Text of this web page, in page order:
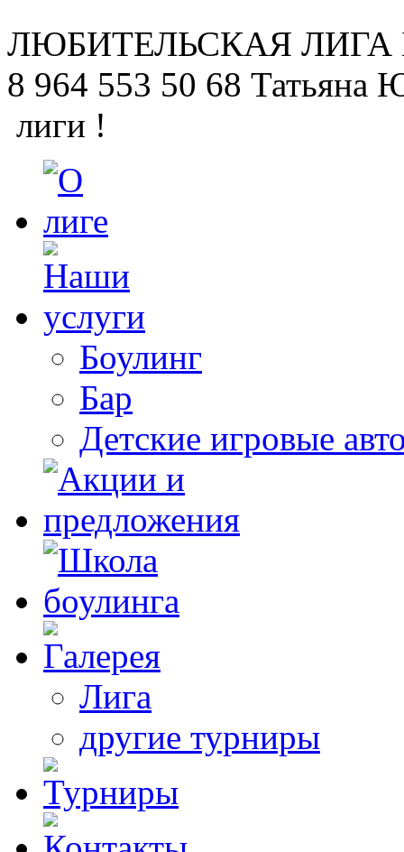
ЛЮБИТЕЛЬСКАЯ ЛИГА
8 964 553 50 68 Татьяна
лиги !
Боулинг
Бар
Детские игровые
Лига
другие турниры